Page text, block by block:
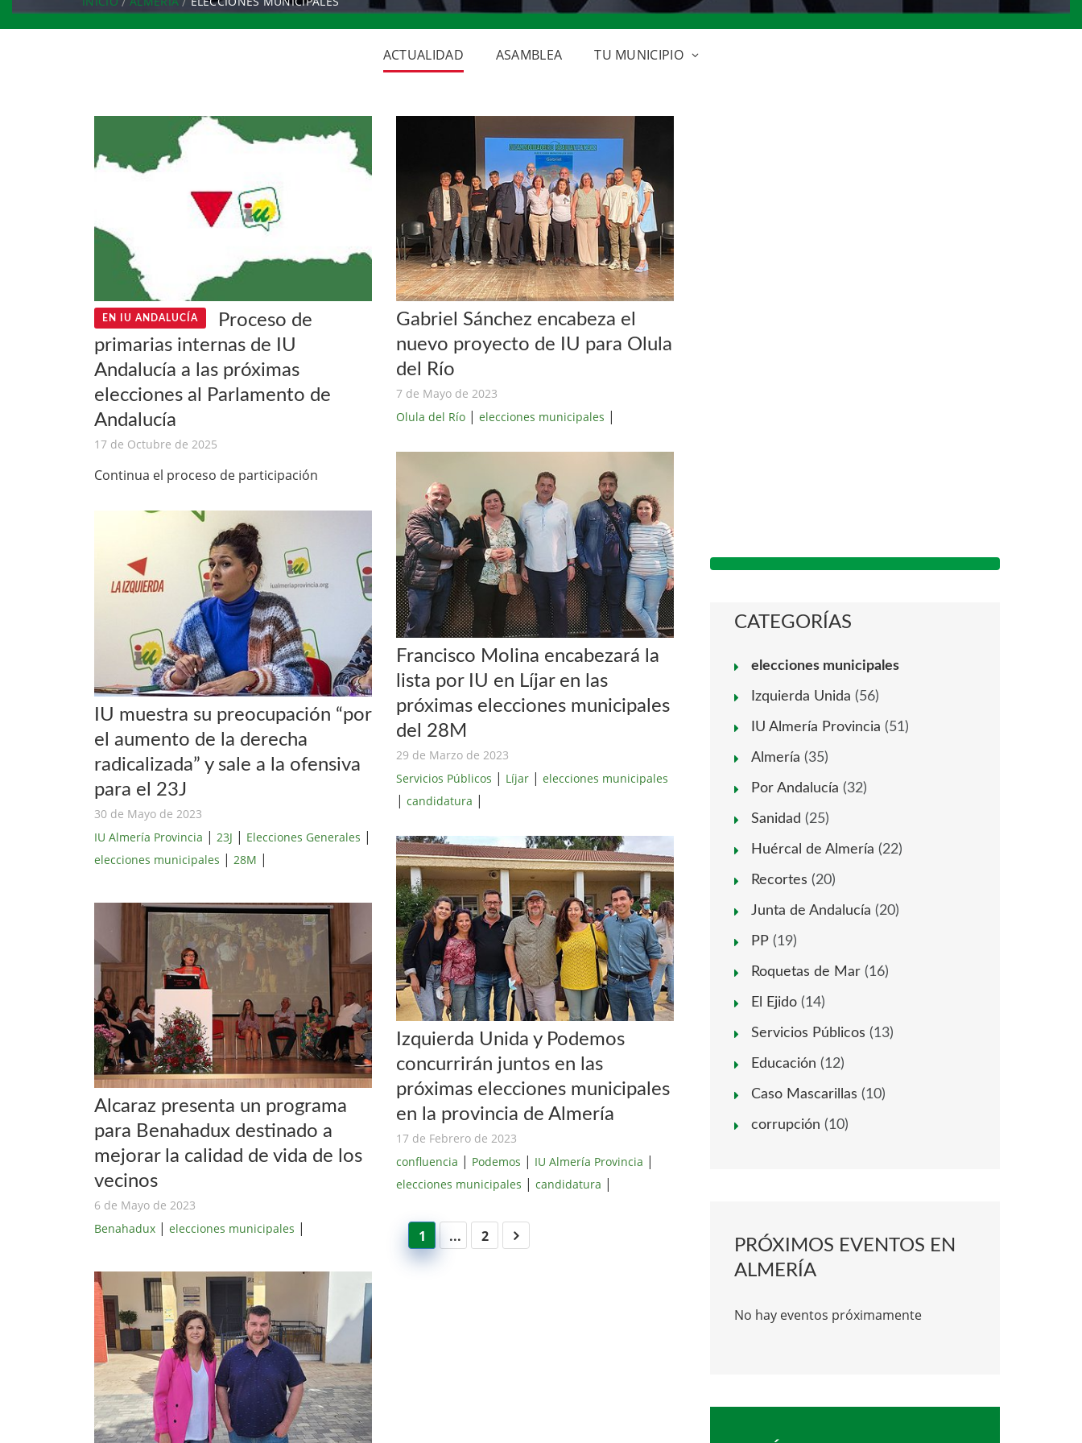
ACTUALIDAD ASAMBLEA TU MUNICIPIO
EN IU ANDALUCÍA
Proceso de
primarias internas de IU
Andalucía a las próximas
elecciones al Parlamento de
Andalucía
17 de Octubre de 2025
Continua el proceso de participación
IU muestra su preocupación “por
el aumento de la derecha
radicalizada” y sale a la ofensiva
para el 23J
30 de Mayo de 2023
IU Almería Provincia | 23J | Elecciones Generales |
elecciones municipales | 28M |
Alcaraz presenta un programa
para Benahadux destinado a
mejorar la calidad de vida de los
vecinos
6 de Mayo de 2023
Benahadux | elecciones municipales |
Gabriel Sánchez encabeza el
nuevo proyecto de IU para Olula
del Río
7 de Mayo de 2023
Olula del Río | elecciones municipales |
Francisco Molina encabezará la
lista por IU en Líjar en las
próximas elecciones municipales
del 28M
29 de Marzo de 2023
Servicios Públicos | Líjar | elecciones municipales
| candidatura |
Izquierda Unida y Podemos
concurrirán juntos en las
próximas elecciones municipales
en la provincia de Almería
17 de Febrero de 2023
confluencia | Podemos | IU Almería Provincia |
elecciones municipales | candidatura |
1 ... 2
CATEGORÍAS
elecciones municipales
Izquierda Unida (56)
IU Almería Provincia (51)
Almería (35)
Por Andalucía (32)
Sanidad (25)
Huércal de Almería (22)
Recortes (20)
Junta de Andalucía (20)
PP (19)
Roquetas de Mar (16)
El Ejido (14)
Servicios Públicos (13)
Educación (12)
Caso Mascarillas (10)
corrupción (10)
PRÓXIMOS EVENTOS EN
ALMERÍA
No hay eventos próximamente